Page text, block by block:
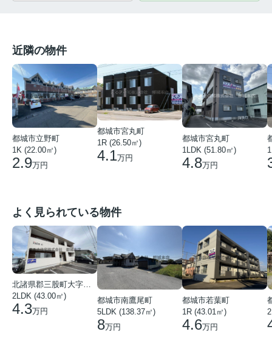
近隣の物件
都城市立野町
1K (22.00㎡)
2.9万円
都城市宮丸町
1R (26.50㎡)
4.1万円
都城市宮丸町
1LDK (51.80㎡)
4.8万円
よく見られている物件
北諸県郡三股町大字蓼池
2LDK (43.00㎡)
4.3万円
都城市南鷹尾町
5LDK (138.37㎡)
8万円
都城市若葉町
1R (43.01㎡)
4.6万円